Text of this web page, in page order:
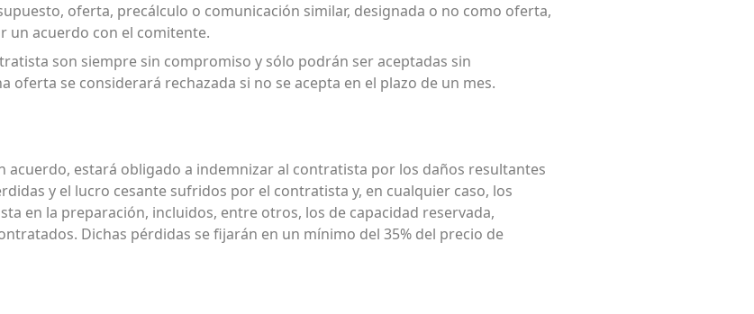
oferta, precálculo o comunicación similar, designada o no como oferta,
un acuerdo con el comitente.
son siempre sin compromiso y sólo podrán ser aceptadas sin
oferta se considerará rechazada si no se acepta en el plazo de un mes.
acuerdo, estará obligado a indemnizar al contratista por los daños resultantes
y el lucro cesante sufridos por el contratista y, en cualquier caso, los
en la preparación, incluidos, entre otros, los de capacidad reservada,
Dichas pérdidas se fijarán en un mínimo del 35% del precio de